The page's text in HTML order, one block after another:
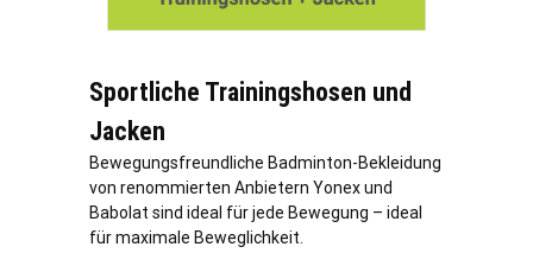
Sportliche Trainingshosen und
Jacken
Bewegungsfreundliche Badminton-Bekleidung
von renommierten Anbietern Yonex und
Babolat sind ideal für jede Bewegung – ideal
für maximale Beweglichkeit.